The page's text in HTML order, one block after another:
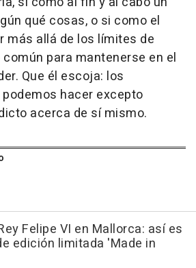
qué cosas, o si como el
más allá de los límites de
para mantenerse en el
Que él escoja: los
hacer excepto
acerca de sí mismo.
Felipe VI en Mallorca: así es
edición limitada 'Made in